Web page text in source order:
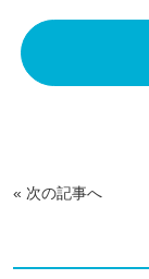
« 次の記事へ